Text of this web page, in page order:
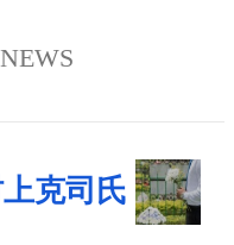
克司氏